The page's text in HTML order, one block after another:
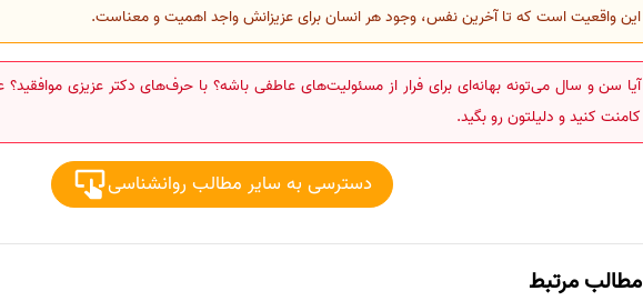
این واقعیت است که تا آخرین نفس، وجود هر انسان برای عزیزانش واجد اهمیت و معناست.
کامنت کنید و دلیلتون رو بگید.
دسترسی به سایر مطالب روانشناسی
مطالب مرتبط